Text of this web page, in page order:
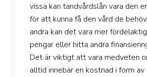
vissa kan tandvårdslån vara den
för att kunna få den vård de
andra kan det vara mer
pengar eller hitta andra
Det är viktigt att vara medveten
alltid innebär en kostnad i form av